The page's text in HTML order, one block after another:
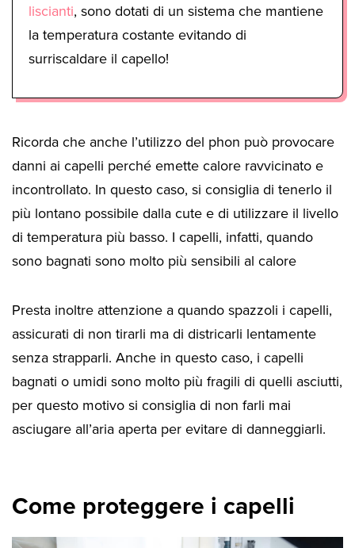
liscianti, sono dotati di un sistema che mantiene
la temperatura costante evitando di
surriscaldare il capello!
Ricorda che anche l’utilizzo del phon può provocare
danni ai capelli perché emette calore ravvicinato e
incontrollato. In questo caso, si consiglia di tenerlo il
più lontano possibile dalla cute e di utilizzare il livello
di temperatura più basso. I capelli, infatti, quando
sono bagnati sono molto più sensibili al calore
Presta inoltre attenzione a quando spazzoli i capelli,
assicurati di non tirarli ma di districarli lentamente
senza strapparli. Anche in questo caso, i capelli
bagnati o umidi sono molto più fragili di quelli asciutti,
per questo motivo si consiglia di non farli mai
asciugare all’aria aperta per evitare di danneggiarli.
Come proteggere i capelli